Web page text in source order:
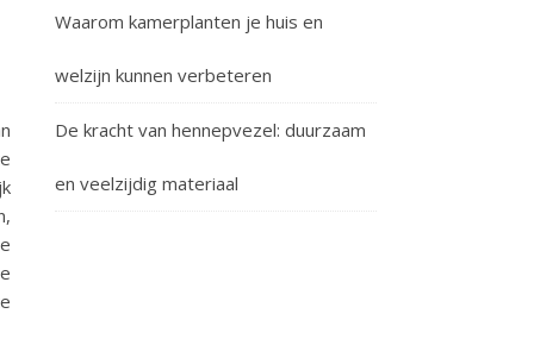
Waarom kamerplanten je huis en
welzijn kunnen verbeteren
De kracht van hennepvezel: duurzaam
en veelzijdig materiaal